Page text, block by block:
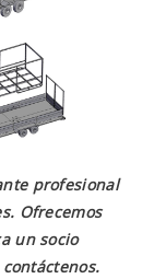
profesional
Ofrecemos
un socio